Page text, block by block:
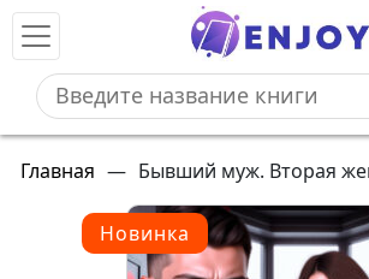
Главная — Бывший муж. Вторая
Новинка